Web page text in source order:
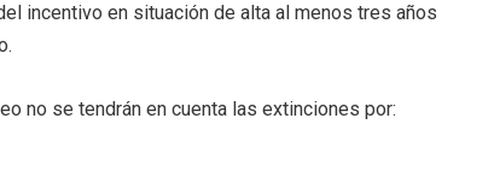
incentivo en situación de alta al menos tres años
no se tendrán en cuenta las extinciones por: